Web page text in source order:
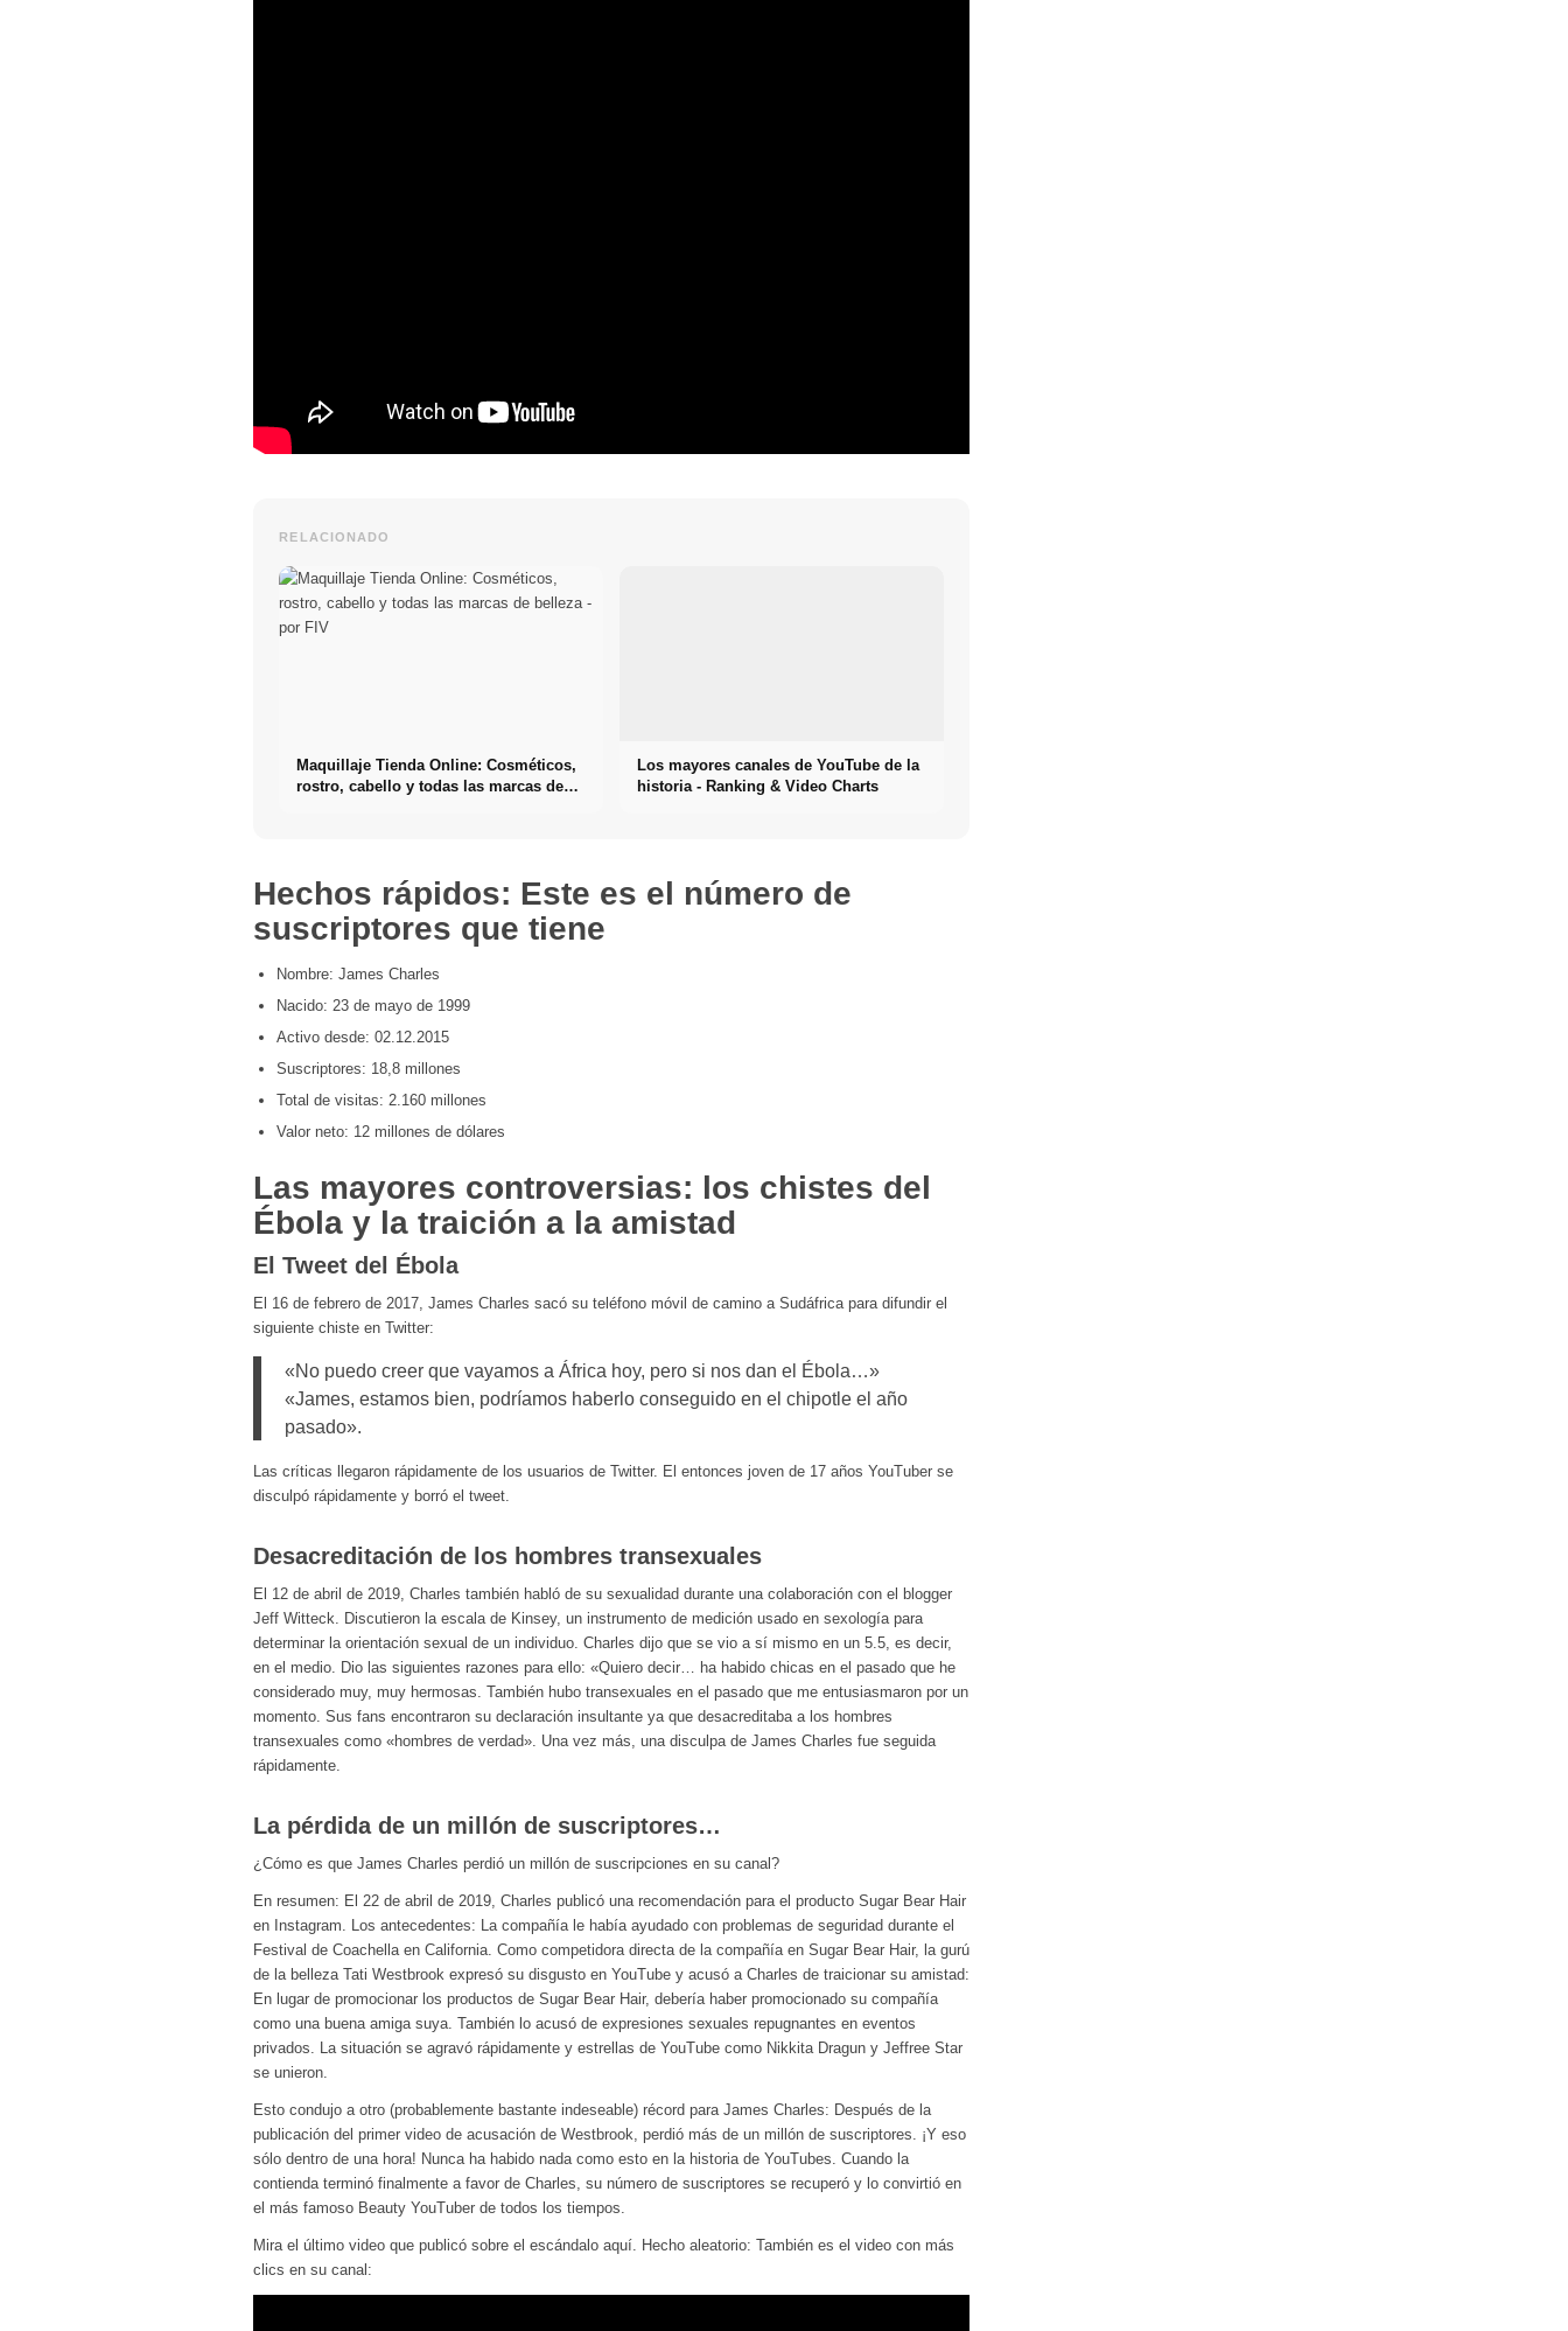
RELACIONADO
Maquillaje Tienda Online: Cosméticos,
rostro, cabello y todas las marcas de
Los mayores canales de YouTube de la
historia - Ranking & Video Charts
Hechos rápidos: Este es el número de
suscriptores que tiene
Nombre: James Charles
Nacido: 23 de mayo de 1999
Activo desde: 02.12.2015
Suscriptores: 18,8 millones
Total de visitas: 2.160 millones
Valor neto: 12 millones de dólares
Las mayores controversias: los chistes del
Ébola y la traición a la amistad
El Tweet del Ébola
El 16 de febrero de 2017, James Charles sacó su teléfono móvil de camino a Sudáfrica para difundir el
siguiente chiste en Twitter:
«No puedo creer que vayamos a África hoy, pero si nos dan el Ébola…»
«James, estamos bien, podríamos haberlo conseguido en el chipotle el año
pasado».
Las críticas llegaron rápidamente de los usuarios de Twitter. El entonces joven de 17 años YouTuber se
disculpó rápidamente y borró el tweet.
Desacreditación de los hombres transexuales
El 12 de abril de 2019, Charles también habló de su sexualidad durante una colaboración con el blogger
Jeff Witteck. Discutieron la escala de Kinsey, un instrumento de medición usado en sexología para
determinar la orientación sexual de un individuo. Charles dijo que se vio a sí mismo en un 5.5, es decir,
en el medio. Dio las siguientes razones para ello: «Quiero decir… ha habido chicas en el pasado que he
considerado muy, muy hermosas. También hubo transexuales en el pasado que me entusiasmaron por un
momento. Sus fans encontraron su declaración insultante ya que desacreditaba a los hombres
transexuales como «hombres de verdad». Una vez más, una disculpa de James Charles fue seguida
rápidamente.
La pérdida de un millón de suscriptores…
¿Cómo es que James Charles perdió un millón de suscripciones en su canal?
En resumen: El 22 de abril de 2019, Charles publicó una recomendación para el producto Sugar Bear Hair
en Instagram. Los antecedentes: La compañía le había ayudado con problemas de seguridad durante el
Festival de Coachella en California. Como competidora directa de la compañía en Sugar Bear Hair, la gurú
de la belleza Tati Westbrook expresó su disgusto en YouTube y acusó a Charles de traicionar su amistad:
En lugar de promocionar los productos de Sugar Bear Hair, debería haber promocionado su compañía
como una buena amiga suya. También lo acusó de expresiones sexuales repugnantes en eventos
privados. La situación se agravó rápidamente y estrellas de YouTube como Nikkita Dragun y Jeffree Star
se unieron.
Esto condujo a otro (probablemente bastante indeseable) récord para James Charles: Después de la
publicación del primer video de acusación de Westbrook, perdió más de un millón de suscriptores. ¡Y eso
sólo dentro de una hora! Nunca ha habido nada como esto en la historia de YouTubes. Cuando la
contienda terminó finalmente a favor de Charles, su número de suscriptores se recuperó y lo convirtió en
el más famoso Beauty YouTuber de todos los tiempos.
Mira el último video que publicó sobre el escándalo aquí. Hecho aleatorio: También es el video con más
clics en su canal: